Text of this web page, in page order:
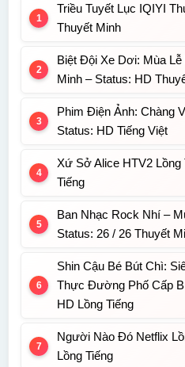
Triều Tuyết Lục IQIYI
Thuyết Minh
Biệt Đội Xe Dơi: Mùa
Minh – Status: HD
Phim Điện Ảnh: Chàng
Status: HD Tiếng Việt
Xứ Sở Alice HTV2 Lồng
Tiếng
Ban Nhạc Rock Nhí –
Status: 26 / 26 Thuyết
Shin Cậu Bé Bút Chì:
Thực Đường Phố Cấp B
HD Lồng Tiếng
Người Nào Đó Netflix
Lồng Tiếng